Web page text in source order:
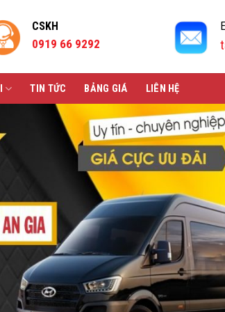
CSKH
0919 66 9292
TIN TỨC BẢNG GIÁ LIÊN HỆ